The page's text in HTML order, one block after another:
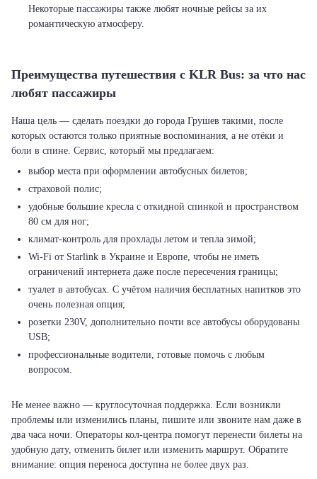
Некоторые пассажиры также любят ночные рейсы за их
романтическую атмосферу.
Преимущества путешествия с KLR Bus: за что нас
любят пассажиры
Наша цель — сделать поездки до города Грушев такими, после
которых остаются только приятные воспоминания, а не отёки и
выбор места при оформлении автобусных билетов;
страховой полис;
удобные большие кресла с откидной спинкой и пространством
80 см для ног;
климат-контроль для прохлады летом и тепла зимой;
Wi-Fi от Starlink в Украине и Европе, чтобы не иметь
ограничений интернета даже после пересечения границы;
туалет в автобусах. С учётом наличия бесплатных напитков это
очень полезная опция;
розетки 230V, дополнительно почти все автобусы оборудованы
USB;
профессиональные водители, готовые помочь с любым
вопросом.
Не менее важно — круглосуточная поддержка. Если возникли
проблемы или изменились планы, пишите или звоните нам даже в
два часа ночи. Операторы кол-центра помогут перенести билеты на
удобную дату, отменить билет или изменить маршрут. Обратите
внимание: опция переноса доступна не более двух раз.